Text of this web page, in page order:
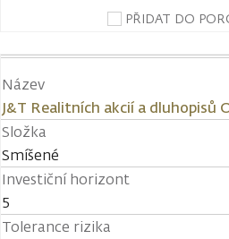
PŘIDAT DO
Název
J&T Realitních akcií a dluhopisů
Složka
Smíšené
Investiční horizont
5
Tolerance rizika